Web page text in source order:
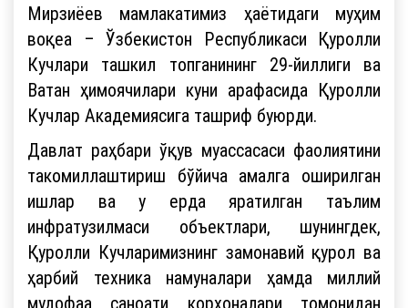
Мирзиёев мамлакатимиз ҳаётидаги муҳим
воқеа – Ўзбекистон Республикаси Қуролли
Кучлари ташкил топганининг 29-йиллиги ва
Ватан ҳимоячилари куни арафасида Қуролли
Кучлар Академиясига ташриф буюрди.
Давлат раҳбари ўқув муассасаси фаолиятини
такомиллаштириш бўйича амалга оширилган
ишлар ва у ерда яратилган таълим
инфратузилмаси объектлари, шунингдек,
Қуролли Кучларимизнинг замонавий қурол ва
ҳарбий техника намуналари ҳамда миллий
мудофаа саноати корхоналари томонидан